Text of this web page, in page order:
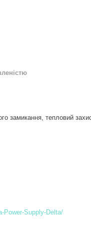
замикання, тепловий
Power-Supply-Delta/